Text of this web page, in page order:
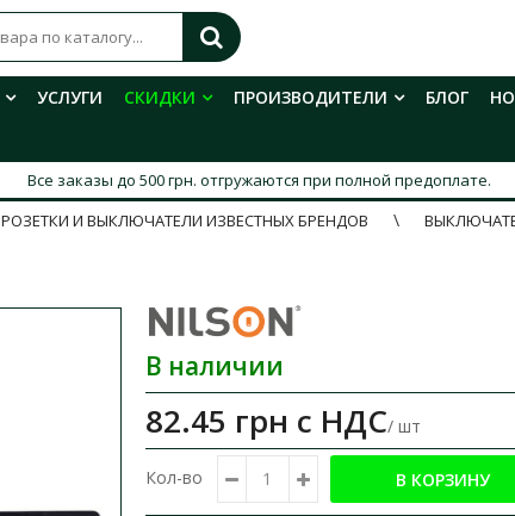
УСЛУГИ СКИДКИ ПРОИЗВОДИТЕЛИ БЛОГ
Все заказы до 500 грн. отгружаются при полной предоплате.
РОЗЕТКИ И ВЫКЛЮЧАТЕЛИ ИЗВЕСТНЫХ БРЕНДОВ
В наличии
82.45 грн с НДС/ шт
Кол-во